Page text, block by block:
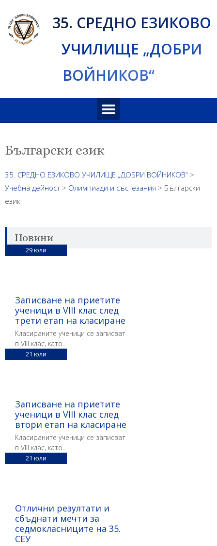
content
35. СРЕДНО ЕЗИКОВО
УЧИЛИЩЕ „ДОБРИ
ВОЙНИКОВ“
Български език
35. СРЕДНО ЕЗИКОВО УЧИЛИЩЕ „ДОБРИ ВОЙНИКОВ“ >
Учебна дейност > Олимпиади и състезания > Български
език
Новини
29юли
Записване на приетите
ученици в VIII клас след
трети етап на класиране
Класираните ученици се записват
в VIII клас, като...
21 юли
Записване на приетите
ученици в VIII клас след
втори етап на класиране
Класираните ученици се записват
в VIII клас, като...
21 юли
Отлични резултати и
сбъднати мечти за
седмокласниците на 35.
СЕУ